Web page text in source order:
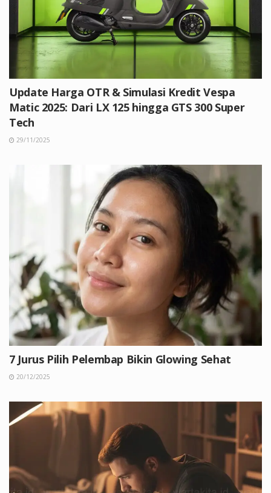
Update Harga OTR & Simulasi Kredit Vespa
Matic 2025: Dari LX 125 hingga GTS 300 Super
Tech
29/11/2025
7 Jurus Pilih Pelembap Bikin Glowing Sehat
20/12/2025